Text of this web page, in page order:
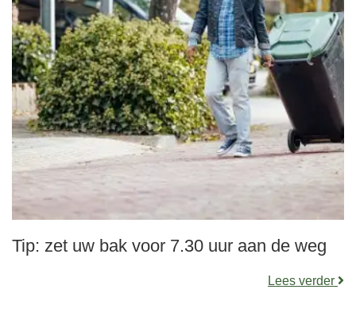
Tip: zet uw bak voor 7.30 uur aan de weg
Lees verder